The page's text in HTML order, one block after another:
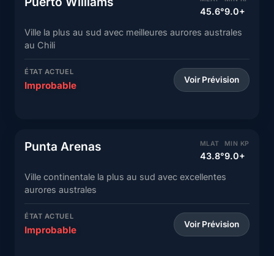
45.6°9.0+
Ville la plus au sud avec meilleures aurores australes
au Chili
ÉTAT ACTUEL
Improbable Voir Prévision
Punta Arenas MLAT
43.8°
MIN KP
9.0+
Ville continentale la plus au sud avec excellentes
aurores australes
ÉTAT ACTUEL
Improbable Voir Prévision